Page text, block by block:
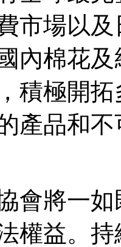
市場以
內棉花
積極開
產品和
將一如
權益。